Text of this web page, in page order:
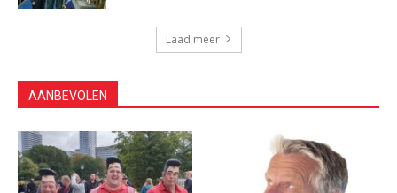
Laad meer
AANBEVOLEN